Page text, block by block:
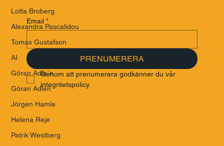
Lotta Broberg
Alexandra Pascalidou
Tomas Gustafson
AI
Göran Adle´n
Göran Adlén
Jörgen Hamle
Helena Reje
Patrik Westberg
Email *
PRENUMERERA
Genom att prenumerera godkänner du vår
integritetspolicy.